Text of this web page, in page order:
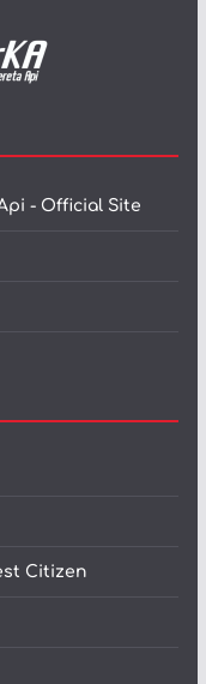
- Official Site
Citizen